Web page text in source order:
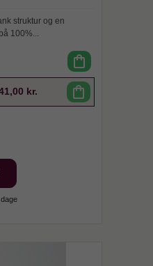
struktur og en
100%...
shopping_bag
kr. shopping_bag